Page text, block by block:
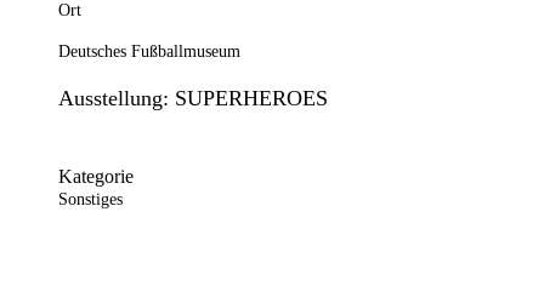
Ort
Deutsches Fußballmuseum
Ausstellung: SUPERHEROES
Kategorie
Sonstiges